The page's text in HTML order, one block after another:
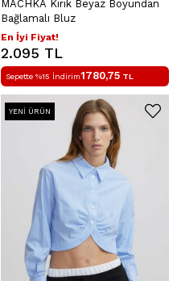
MACHKA Kırık Beyaz Boyundan
Bağlamalı Bluz
En İyi Fiyat!
2.095 TL
Sepette %15 İndirim1780,75 TL
YENI ÜRÜN